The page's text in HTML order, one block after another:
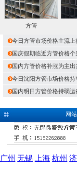
方管
今日方管市场价格主流上
国庆假期临近方管价格个
国内方管价格补涨为主出
今日沈阳方管市场价格持
国内明日方管价格持弱运
网
广州 无锡 上海 杭州